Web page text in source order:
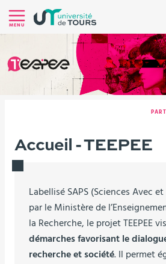
au
Navigation
Connexion
MENU
Accueil - TEEPEE
Labellisé SAPS (Sciences Avec
par le Ministère de
la Recherche, le projet TEEPEE
démarches favorisant le
recherche et société. Il permet